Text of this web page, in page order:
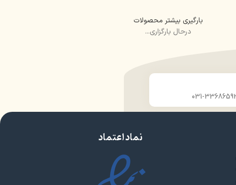
بارگیری بیشتر محصولات
درحال بارگزاری...
نماد اعتماد